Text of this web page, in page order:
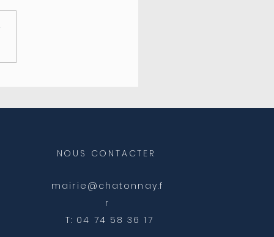
de l'agence
NOUS CONTACTER
mairie@chatonnay.f
r
T: 04 74 58 36 17